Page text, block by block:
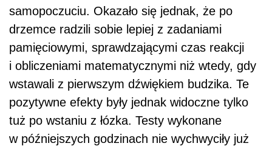
samopoczuciu. Okazało się jednak, że po
drzemce radzili sobie lepiej z zadaniami
pamięciowymi, sprawdzającymi czas reakcji
i obliczeniami matematycznymi niż wtedy, gdy
wstawali z pierwszym dźwiękiem budzika. Te
pozytywne efekty były jednak widoczne tylko
tuż po wstaniu z łózka. Testy wykonane
w późniejszych godzinach nie wychwyciły już